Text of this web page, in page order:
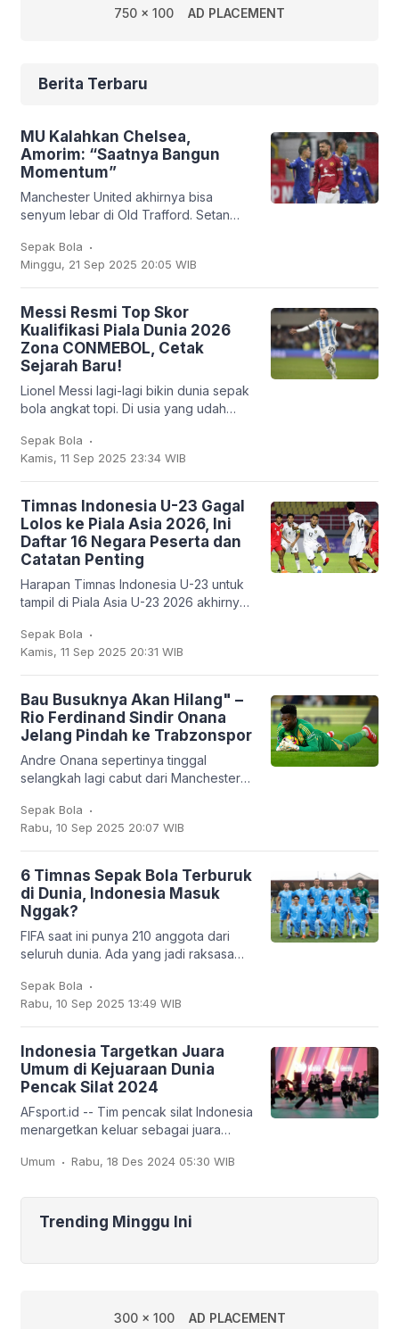
750 x 100 AD PLACEMENT
Berita Terbaru
MU Kalahkan Chelsea,
Amorim: “Saatnya Bangun
Momentum”
Manchester United akhirnya bisa
senyum lebar di Old Trafford. Setan
2-1 dalam lanjutan Liga Inggris, Sabtu
(20/9/2025). Bruno
Sepak Bola .
Minggu, 21 Sep 2025 20:05 WIB
Messi Resmi Top Skor
Kualifikasi Piala Dunia 2026
Zona CONMEBOL, Cetak
Sejarah Baru!
Lionel Messi lagi-lagi bikin dunia sepak
bola angkat topi. Di usia yang udah
mencatatkan sejarah baru: untuk
pertama
Sepak Bola .
Kamis, 11 Sep 2025 23:34 WIB
Timnas Indonesia U-23 Gagal
Lolos ke Piala Asia 2026, Ini
Daftar 16 Negara Peserta dan
Catatan Penting
Harapan Timnas Indonesia U-23 untuk
tampil di Piala Asia U-23 2026 akhirnya
mampu finis sebagai runner-up Grup J
dengan empat
Sepak Bola .
Kamis, 11 Sep 2025 20:31 WIB
Bau Busuknya Akan Hilang" –
Rio Ferdinand Sindir Onana
Jelang Pindah ke Trabzonspor
Andre Onana sepertinya tinggal
selangkah lagi cabut dari Manchester
dipinjamkan ke klub Turki,
Trabzonspor. Dan
Sepak Bola .
Rabu, 10 Sep 2025 20:07 WIB
6 Timnas Sepak Bola Terburuk
di Dunia, Indonesia Masuk
Nggak?
FIFA saat ini punya 210 anggota dari
seluruh dunia. Ada yang jadi raksasa
Argentina, hingga Prancis, tapi ada juga
tim
Sepak Bola .
Rabu, 10 Sep 2025 13:49 WIB
Indonesia Targetkan Juara
Umum di Kejuaraan Dunia
Pencak Silat 2024
AFsport.id -- Tim pencak silat Indonesia
menargetkan keluar sebagai juara
Silat ke-20 dan Kejuaraan Dunia
Umum . Rabu, 18 Des 2024 05:30 WIB
Trending Minggu Ini
300 x 100 AD PLACEMENT